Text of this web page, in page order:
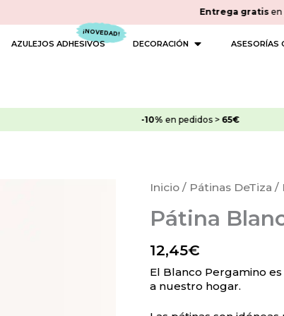
Entrega gratisen
PINTURAS
AZULEJOS ADHESIVOS DECORACIÓN OPEN ASESORÍAS
en pedidos >65€
Inicio / Pátinas DeTiza /
Pátina
12,45€
El Blanco Pergamino
a nuestro hogar.
Pátina
Pergamino